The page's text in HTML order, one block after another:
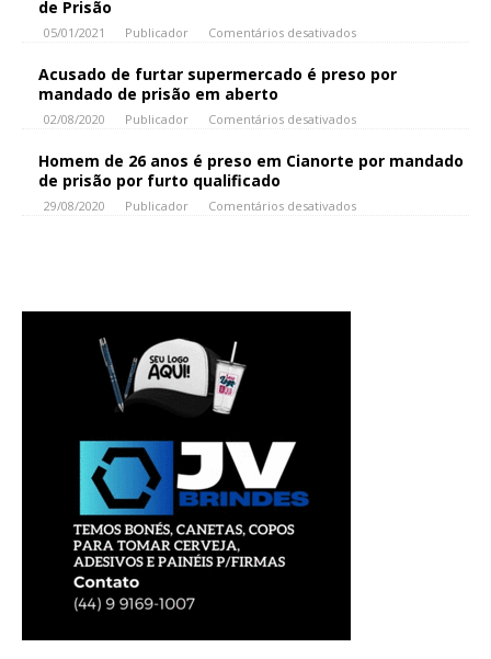
de Prisão
05/01/2021 Publicador Comentários desativados
Acusado de furtar supermercado é preso por
mandado de prisão em aberto
02/08/2020 Publicador Comentários desativados
Homem de 26 anos é preso em Cianorte por mandado
de prisão por furto qualificado
29/08/2020 Publicador Comentários desativados